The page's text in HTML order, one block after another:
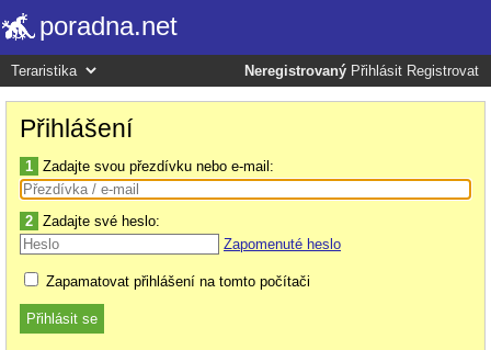
poradna.net
Neregistrovaný Přihlásit Registrovat
Přihlášení
1 Zadajte svou přezdívku nebo e-mail:
2 Zadajte své heslo:
Zapomenuté heslo
Zapamatovat přihlášení na tomto počítači